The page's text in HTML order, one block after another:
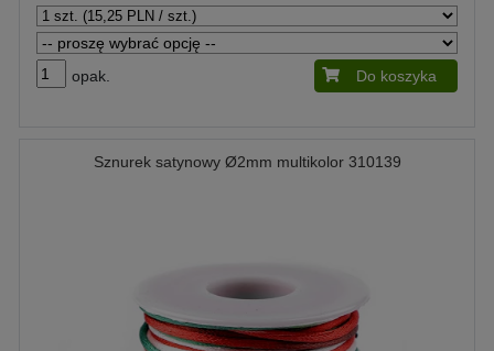
opak. Do koszyka
Sznurek satynowy Ø2mm multikolor 310139